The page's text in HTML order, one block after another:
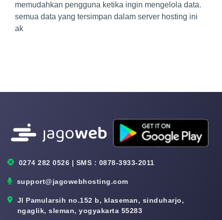
memudahkan pengguna ketika ingin mengelola data.
semua data yang tersimpan dalam server hosting ini
ak
0274 282 0526 | SMS : 0878-3933-2011
support@jagowebhosting.com
Jl Pamularsih no.152 b, klaseman, sinduharjo,
ngaglik, sleman, yogyakarta 55283